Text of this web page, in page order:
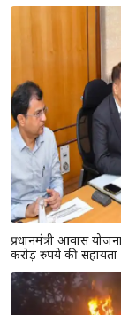
प्रधानमंत्री आवास
करोड़ रुपये की